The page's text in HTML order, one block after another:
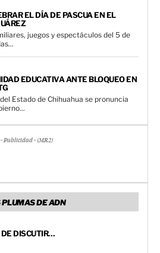
EL DÍA DE PASCUA EN EL
juegos y espectáculos del 5 de
EDUCATIVA ANTE BLOQUEO EN
Estado de Chihuahua se pronuncia
- Publicidad - (MR2)
PLUMAS DE ADN
DE DISCUTIR…